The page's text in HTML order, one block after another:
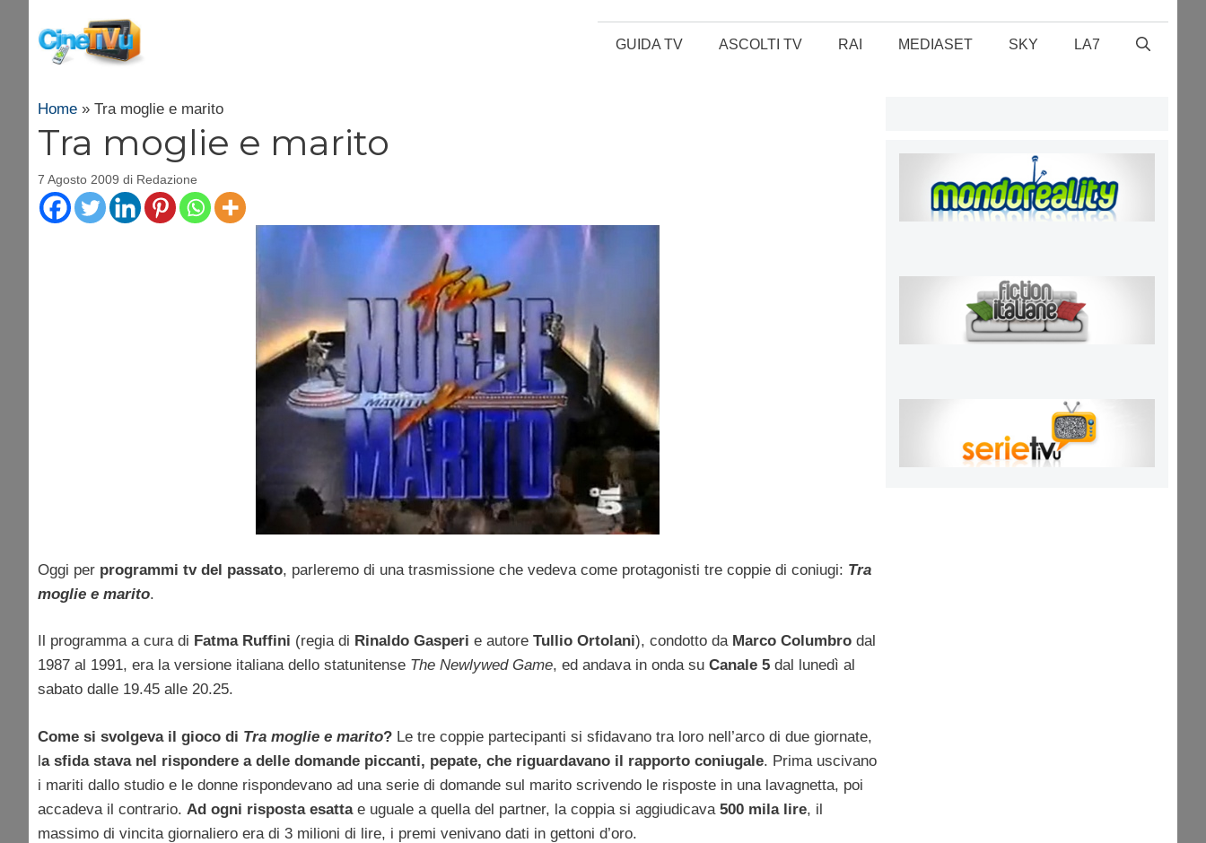
contenuto
GUIDA TV ASCOLTI TV RAI MEDIASET SKY LA7
Home » Tra moglie e marito
Tra moglie e marito
7 Agosto 2009 di Redazione
Oggi per programmi tv del passato, parleremo di una trasmissione che vedeva come protagonisti tre coppie di coniugi: Tra
moglie e marito.
Il programma a cura di Fatma Ruffini (regia di Rinaldo Gasperi e autore Tullio Ortolani), condotto da Marco Columbro dal
1987 al 1991, era la versione italiana dello statunitense The Newlywed Game, ed andava in onda su Canale 5 dal lunedì al
sabato dalle 19.45 alle 20.25.
Come si svolgeva il gioco di Tra moglie e marito? Le tre coppie partecipanti si sfidavano tra loro nell’arco di due giornate,
la sfida stava nel rispondere a delle domande piccanti, pepate, che riguardavano il rapporto coniugale. Prima uscivano
i mariti dallo studio e le donne rispondevano ad una serie di domande sul marito scrivendo le risposte in una lavagnetta, poi
accadeva il contrario. Ad ogni risposta esattae uguale a quella del partner, la coppia si aggiudicava 500 mila lire, il
massimo di vincita giornaliero era di 3 milioni di lire, i premi venivano dati in gettoni d’oro.